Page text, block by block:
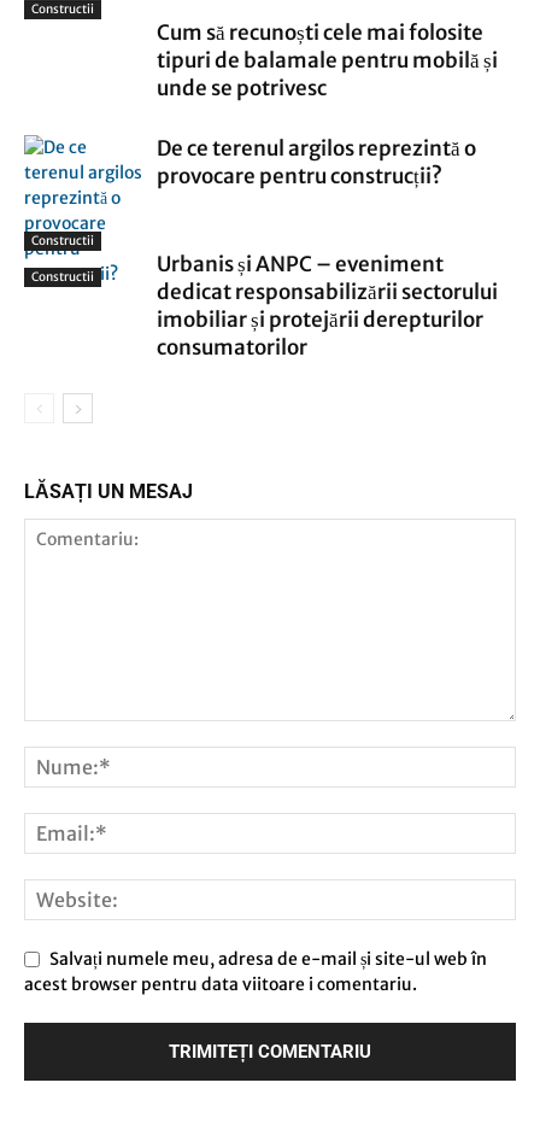
Constructii
Cum să recunoști cele mai folosite
tipuri de balamale pentru mobilă și
unde se potrivesc
Constructii
De ce terenul argilos reprezintă o
provocare pentru construcții?
Constructii
Urbanis și ANPC – eveniment
dedicat responsabilizării sectorului
imobiliar și protejării derepturilor
consumatorilor
LĂSAȚI UN MESAJ
Salvați numele meu, adresa de e-mail și site-ul web în
acest browser pentru data viitoare i comentariu.